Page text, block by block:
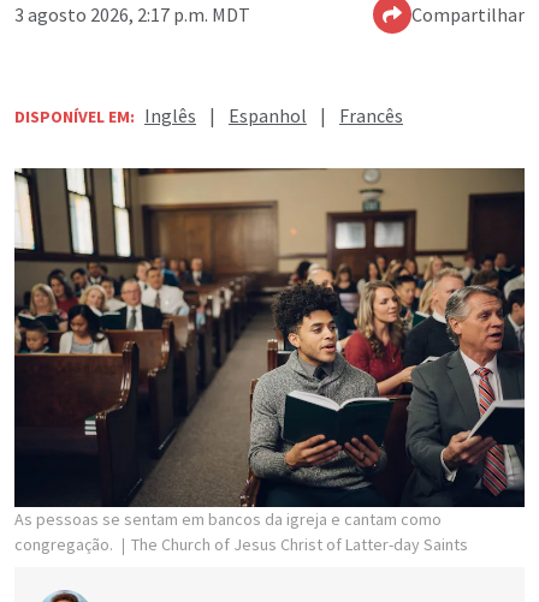
3 agosto 2026, 2:17 p.m. MDT Compartilhar
DISPONÍVEL EM: Inglês | Espanhol | Francês
As pessoas se sentam em bancos da igreja e cantam como
congregação.
The Church of Jesus Christ of Latter-day Saints